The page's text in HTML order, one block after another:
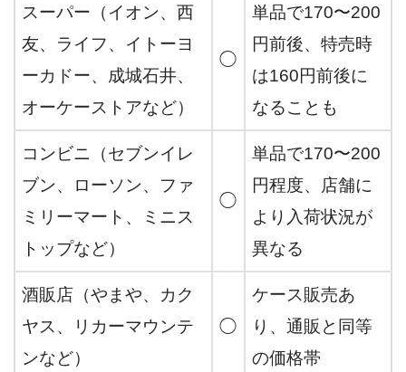
スーパー（イオン、西
友、ライフ、イトーヨ
ーカドー、成城石井、
オーケーストアなど）
◯
単品で170〜200
円前後、特売時
は160円前後に
なることも
コンビニ（セブンイレ
ブン、ローソン、ファ
ミリーマート、ミニス
トップなど）
◯
単品で170〜200
円程度、店舗に
より入荷状況が
異なる
酒販店（やまや、カク
ヤス、リカーマウンテ
ンなど）
◯
ケース販売あ
り、通販と同等
の価格帯